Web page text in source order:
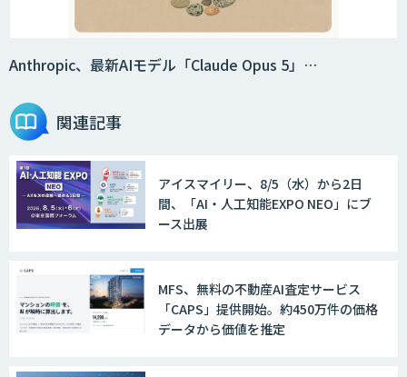
Anthropic、最新AIモデル「Claude Opus 5」…
関連記事
アイスマイリー、8/5（水）から2日
間、「AI・人工知能EXPO NEO」にブ
ース出展
MFS、無料の不動産AI査定サービス
「CAPS」提供開始。約450万件の価格
データから価値を推定